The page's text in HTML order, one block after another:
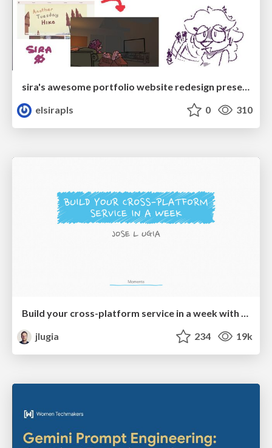
sira's awesome portfolio website redesign presentation
elsirapls
0 310
jlugia
234 19k